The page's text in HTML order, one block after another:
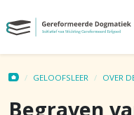
GELOOFSLEER OVER
Begraven